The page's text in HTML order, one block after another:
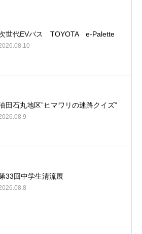
世代EVバス TOYOTA e-Palette
田石丸地区”ヒマワリの迷路クイズ”
33回中学生清流展